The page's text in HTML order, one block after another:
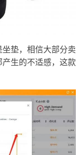
垫，相信大部分卖
生的不适感，这款